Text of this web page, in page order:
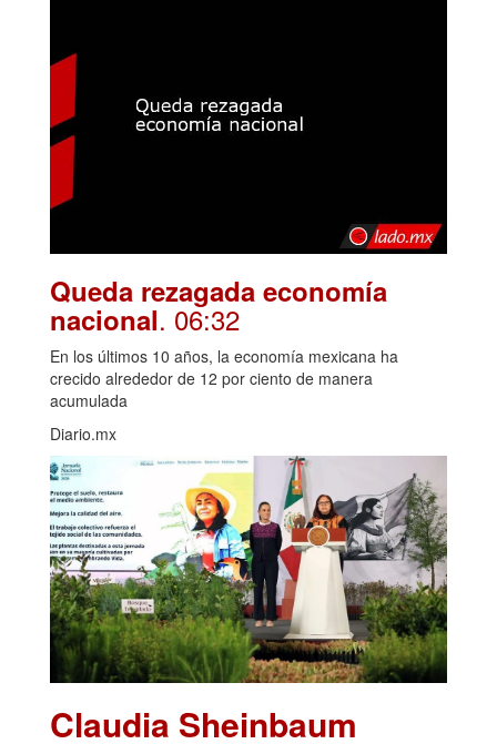
Queda rezagada economía
nacional. 06:32
En los últimos 10 años, la economía mexicana ha
crecido alrededor de 12 por ciento de manera
acumulada
Diario.mx
Claudia Sheinbaum